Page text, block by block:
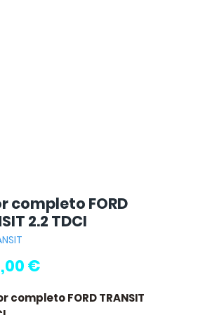
completo FORD
2.2 TDCI
€
completo FORD TRANSIT